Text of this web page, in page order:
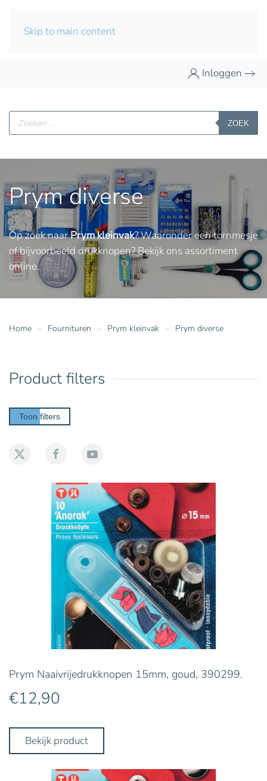
Skip to main content
Inloggen
Producten
zoeken
ZOEK
Prym diverse
Op zoek naarPrym kleinvak? Waaronder een tornmesje
of bijvoorbeeld drukknopen? Bekijk ons assortiment
online.
Home Fournituren Prym kleinvak Prym diverse
Product filters
Toon filters
Prym Naaivrijedrukknopen 15mm, goud, 390299.
€12,90
Bekijk product